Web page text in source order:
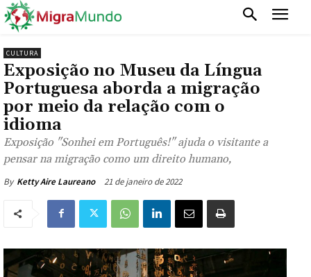
CULTURA
Exposição no Museu da Língua
Portuguesa aborda a migração
por meio da relação com o
idioma
Exposição "Sonhei em Português!" ajuda o visitante a
pensar na migração como um direito humano,
By Ketty Aire Laureano 21 de janeiro de 2022